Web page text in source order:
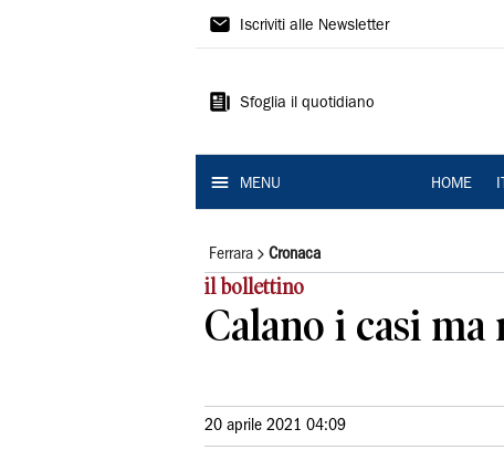
La
Ferrara
Iscriviti alle Newsletter
Sfoglia il quotidiano
MENU HOME
Ferrara Cronaca
il bollettino
Calano i casi
20 aprile 2021 04:09